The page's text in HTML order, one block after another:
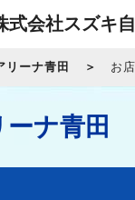
式会社スズキ
リーナ青田 お
ナ青田